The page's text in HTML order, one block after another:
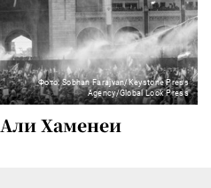
Фото: Sobhan Farajvan/Keystone Press
Agency/Global Look Press
Хаменеи